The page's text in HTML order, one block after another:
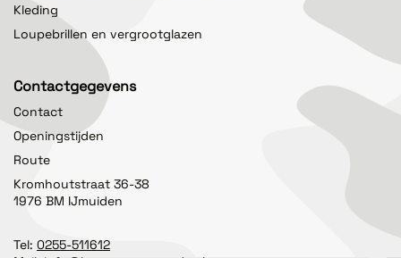
Kleding
Loupebrillen en vergrootglazen
Contactgegevens
Contact
Openingstijden
Route
Kromhoutstraat 36-38
1976 BM IJmuiden
Tel: 0255-511612